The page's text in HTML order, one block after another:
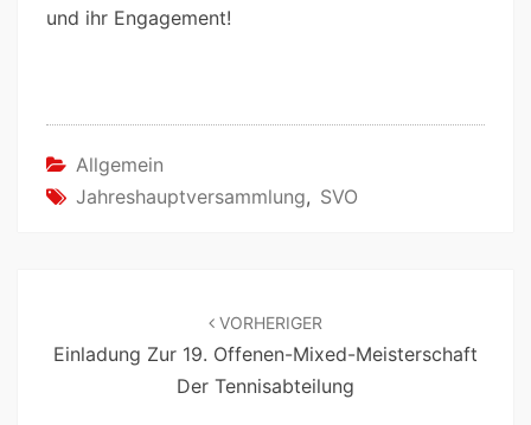
und ihr Engagement!
Allgemein
Jahreshauptversammlung, SVO
VORHERIGER
Einladung Zur 19. Offenen-Mixed-Meisterschaft
Der Tennisabteilung